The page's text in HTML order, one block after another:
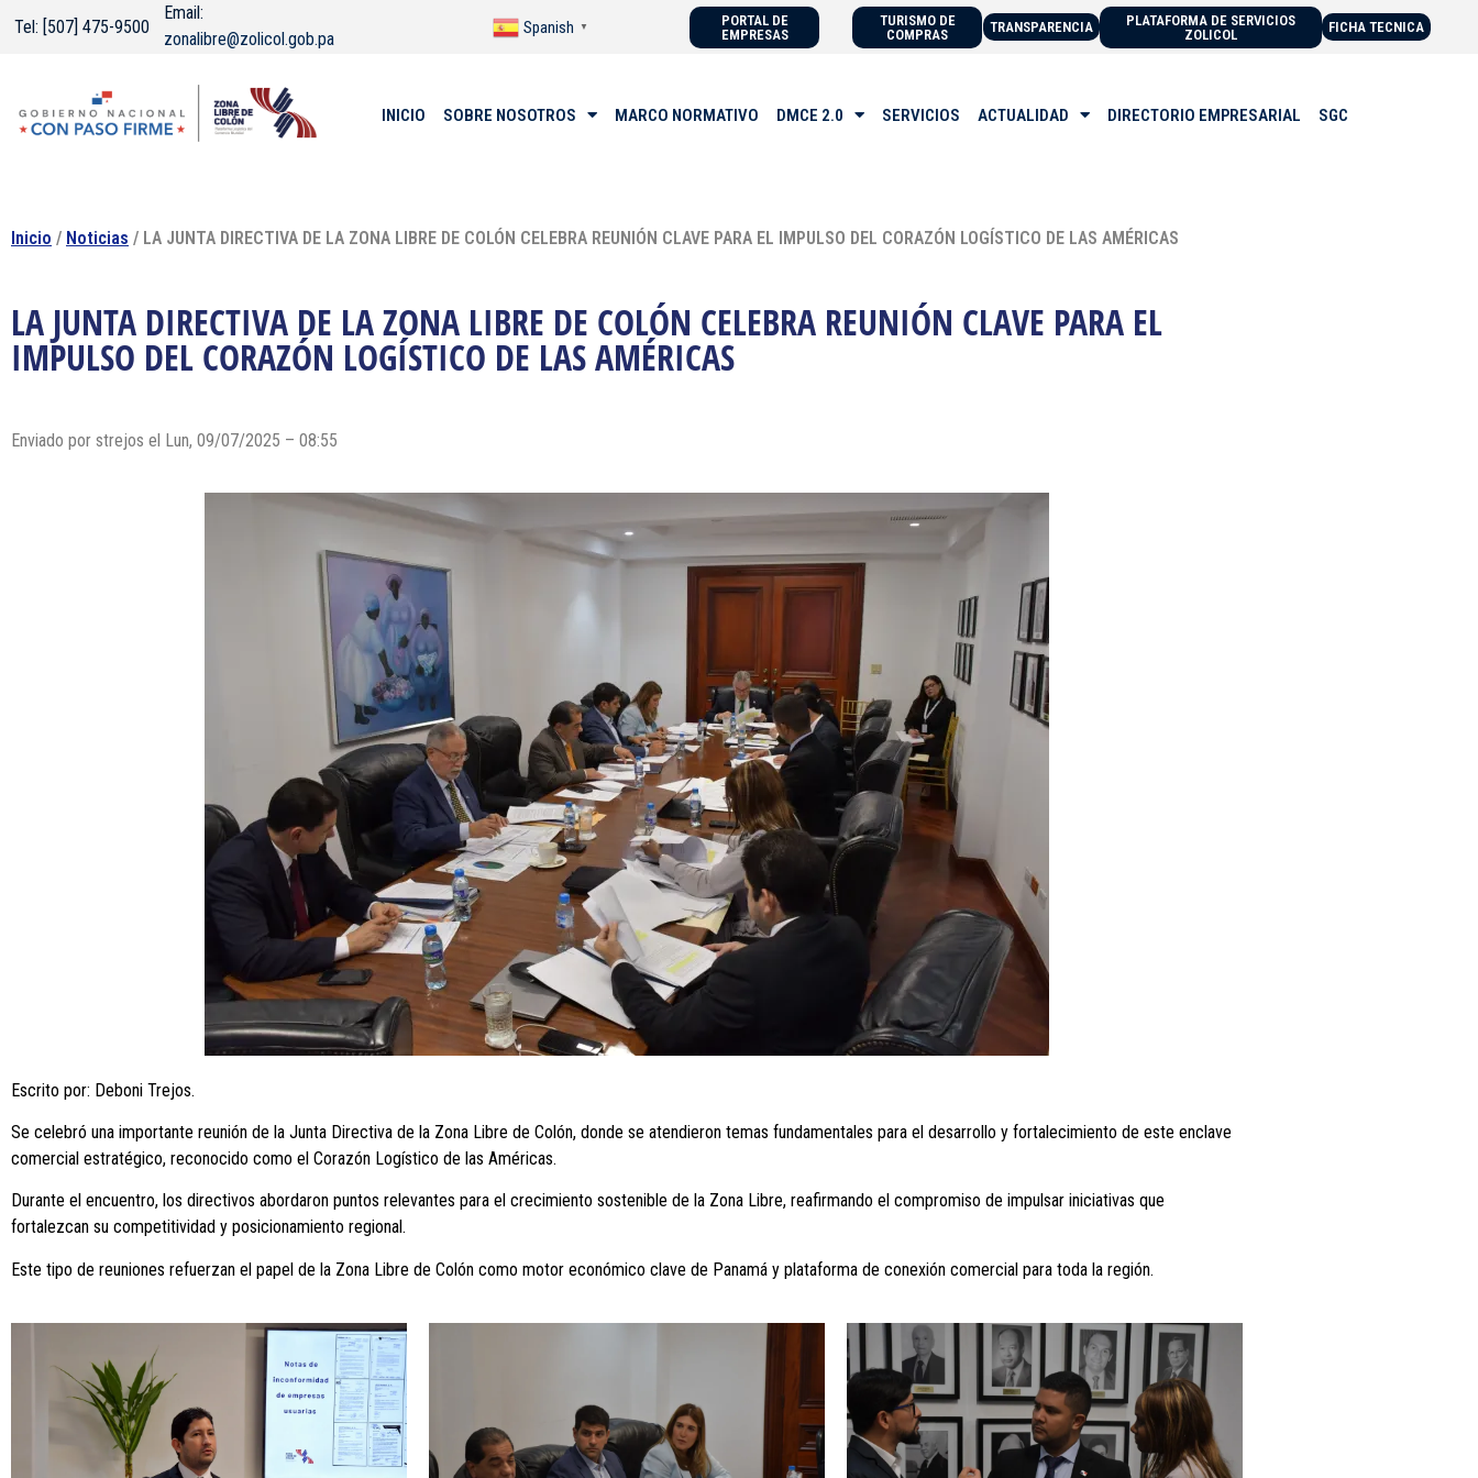
Tel: [507] 475-9500
Email:
zonalibre@zolicol.gob.pa
Spanish ▼
PORTAL DE
EMPRESAS
TURISMO DE
COMPRAS
TRANSPARENCIA
PLATAFORMA DE SERVICIOS
ZOLICOL
FICHA TECNICA
INICIO SOBRE NOSOTROS MARCO NORMATIVO DMCE 2.0 SERVICIOS ACTUALIDAD DIRECTORIO EMPRESARIAL SGC
Inicio / Noticias / LA JUNTA DIRECTIVA DE LA ZONA LIBRE DE COLÓN CELEBRA REUNIÓN CLAVE PARA EL IMPULSO DEL CORAZÓN LOGÍSTICO DE LAS AMÉRICAS
LA JUNTA DIRECTIVA DE LA ZONA LIBRE DE COLÓN CELEBRA REUNIÓN CLAVE PARA EL
IMPULSO DEL CORAZÓN LOGÍSTICO DE LAS AMÉRICAS
Enviado por strejos el Lun, 09/07/2025 – 08:55
Escrito por: Deboni Trejos.
Se celebró una importante reunión de la Junta Directiva de la Zona Libre de Colón, donde se atendieron temas fundamentales para el desarrollo y fortalecimiento de este enclave
comercial estratégico, reconocido como el Corazón Logístico de las Américas.
Durante el encuentro, los directivos abordaron puntos relevantes para el crecimiento sostenible de la Zona Libre, reafirmando el compromiso de impulsar iniciativas que
fortalezcan su competitividad y posicionamiento regional.
Este tipo de reuniones refuerzan el papel de la Zona Libre de Colón como motor económico clave de Panamá y plataforma de conexión comercial para toda la región.